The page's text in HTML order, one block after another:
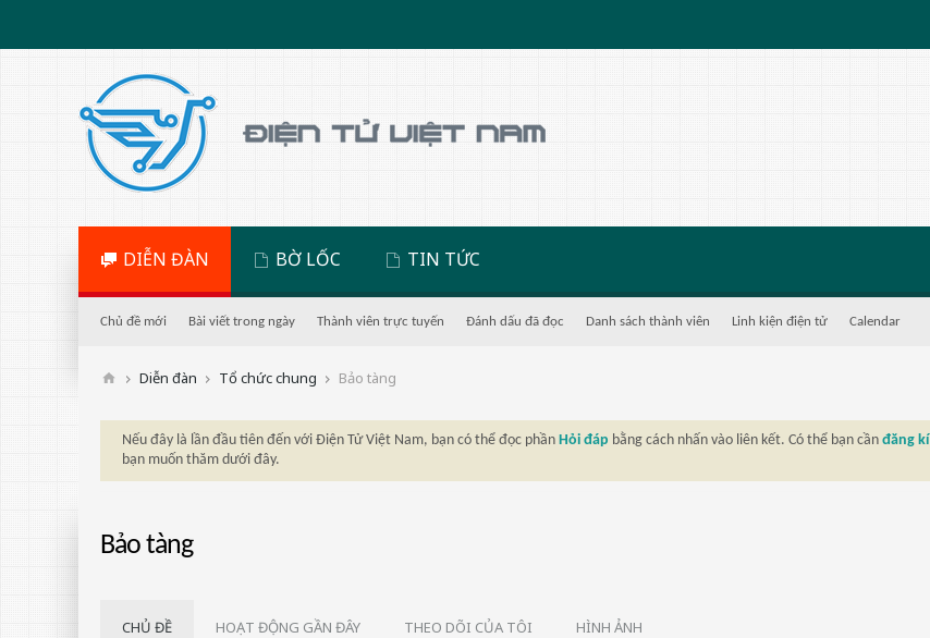
DIỄN ĐÀN BỜ LỐC TIN TỨC
Chủ đề mới Bài viết trong ngày Thành viên trực tuyến Đánh dấu đã đọc Danh sách thành viên Linh kiện điện tử Calendar
Diễn đàn Tổ chức chung Bảo tàng
Nếu đây là lần đầu tiên đến với Điện Tử Việt Nam, bạn có thể đọc phần Hỏi đáp bằng cách nhấn vào liên kết. Có thể bạn cần đăng kí
bạn muốn thăm dưới đây.
Bảo tàng
CHỦ ĐỀ HOẠT ĐỘNG GẦN ĐÂY THEO DÕI CỦA TÔI HÌNH ẢNH